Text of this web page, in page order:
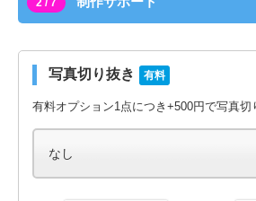
2 / 7
写真切り抜き 有料
有料オプション1点につき+500円で写真切